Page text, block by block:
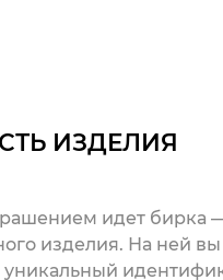
ИЗДЕЛИЯ
идет бирка
изделия. На ней
уникальный